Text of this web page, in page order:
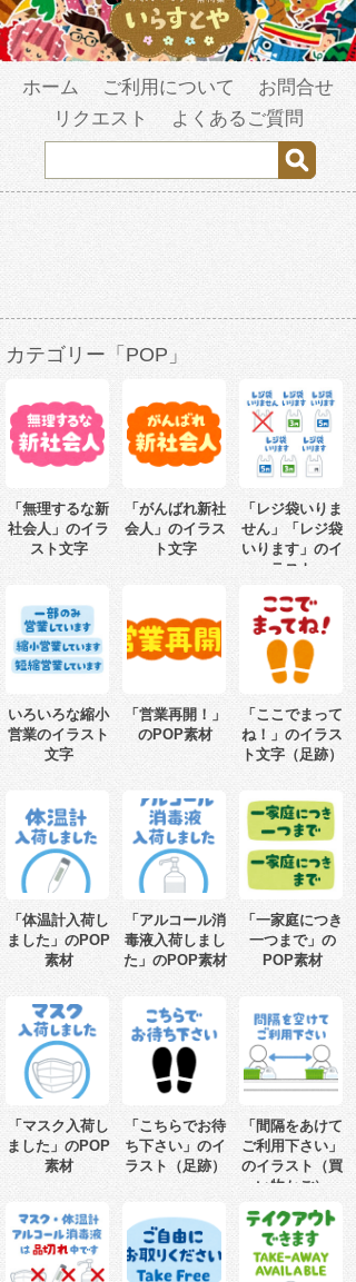
ホーム ご利用について
お問合せ
リクエスト
よくあるご質問
カテゴリー「POP」
「無理するな新
社会人」のイラ
スト文字
「がんばれ新社
会人」のイラス
ト文字
「レジ袋いりま
せん」「レジ袋
いります」のイ
ラスト
いろいろな縮小
営業のイラスト
文字
「営業再開！」
のPOP素材
「ここでまって
ね！」のイラス
ト文字（足跡）
「体温計入荷し
ました」のPOP
素材
「アルコール消
毒液入荷しまし
た」のPOP素材
「一家庭につき
一つまで」の
POP素材
「マスク入荷し
ました」のPOP
素材
「こちらでお待
ち下さい」のイ
ラスト（足跡）
「間隔をあけて
ご利用下さい」
のイラスト（買
い物かご）